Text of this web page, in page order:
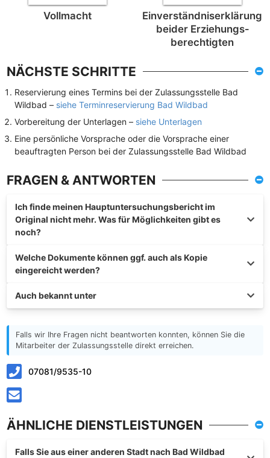
Vollmacht
Einverständnis­erklärung
beider Erziehungs­
berechtigten
NÄCHSTE SCHRITTE
Reservierung eines Termins bei der Zulassungsstelle Bad
Wildbad – siehe Terminreservierung Bad Wildbad
Vorbereitung der Unterlagen – siehe Unterlagen
Eine persönliche Vorsprache oder die Vorsprache einer
beauftragten Person bei der Zulassungsstelle Bad Wildbad
FRAGEN & ANTWORTEN
Ich finde meinen Hauptuntersuchungsbericht im
Original nicht mehr. Was für Möglichkeiten gibt es
noch?
Welche Dokumente können ggf. auch als Kopie
eingereicht werden?
Auch bekannt unter
Falls wir Ihre Fragen nicht beantworten konnten, können Sie die
Mitarbeiter der Zulassungsstelle direkt erreichen.
07081/9535-10
ÄHNLICHE DIENSTLEISTUNGEN
Falls Sie aus einer anderen Stadt nach Bad Wildbad